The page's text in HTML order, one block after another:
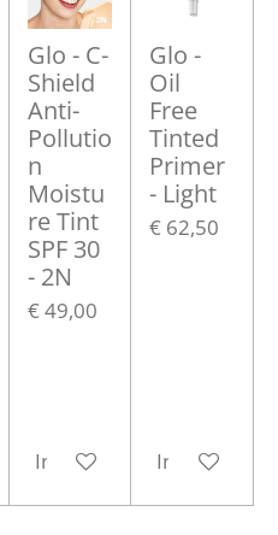
Glo - C-
Shield
Anti-
Pollutio
n
Moistu
re Tint
SPF 30
- 2N
€ 49,00
In winkelwagen
Glo -
Oil
Free
Tinted
Primer
- Light
€ 62,50
In